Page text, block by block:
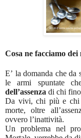
Cosa ne facciamo dei
E’ la domanda che da
le armi spuntate
dell’assenza di chi
Da vivi, chi più e chi
morte, oltre
ovvero l’inattività.
Un problema nel